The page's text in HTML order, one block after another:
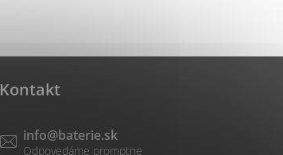
Kontakt
info@baterie.sk